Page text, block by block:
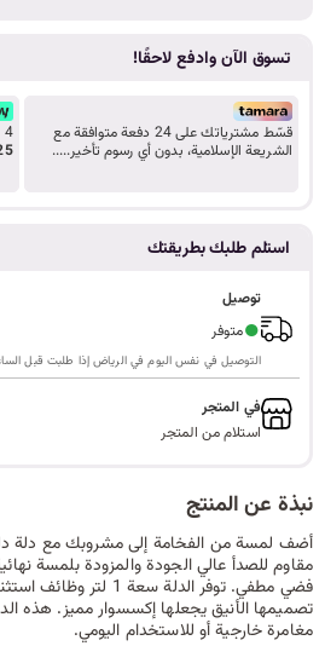
تسوق الآن وادفع لاحقًا!
قسّط مشترياتك على 24 دفعة متوافقة مع
الشريعة الإسلامية، بدون أي رسوم تأخير.....
4 دفعات بلا فوائد بقيمة
استلم طلبك بطريقتك
توصيل
●متوفر
التوصيل في نفس اليوم في الرياض إذا طلبت قبل الساعة 11
في المتجر
استلام من المتجر
نبذة عن المنتج
أضف لمسة من الفخامة إلى مشروبك مع دلة
مقاوم للصدأ عالي الجودة والمزودة بلمسة
فضي مطفي. توفر الدلة سعة
تصميمها الأنيق يجعلها إكسسوار مميز. هذه
مغامرة خارجية أو للاستخدام اليومي.